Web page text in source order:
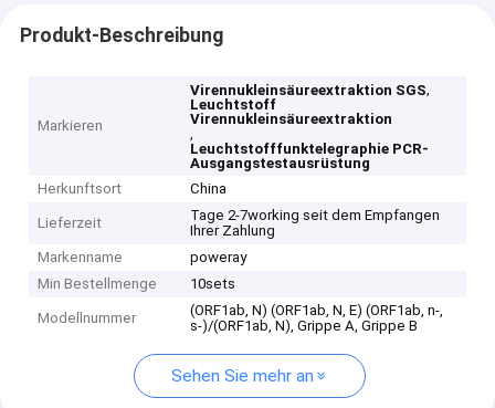
Produkt-Beschreibung
Markieren
Virennukleinsäureextraktion SGS,
Leuchtstoff
Virennukleinsäureextraktion
,
Leuchtstofffunktelegraphie PCR-
Ausgangstestausrüstung
Herkunftsort
China
Lieferzeit
Tage 2-7working seit dem Empfangen
Ihrer Zahlung
Markenname
poweray
Min Bestellmenge
10sets
Modellnummer
(ORF1ab, N) (ORF1ab, N, E) (ORF1ab, n-,
s-)/(ORF1ab, N), Grippe A, Grippe B
Sehen Sie mehr an